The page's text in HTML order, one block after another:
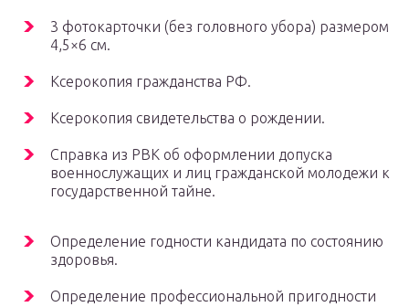
3 фотокарточки (без головного убора) размером
4,5×6 см.
Ксерокопия гражданства РФ.
Ксерокопия свидетельства о рождении.
Справка из РВК об оформлении допуска
военнослужащих и лиц гражданской молодежи к
государственной тайне.
Определение годности кандидата по состоянию
здоровья.
Определение профессиональной пригодности